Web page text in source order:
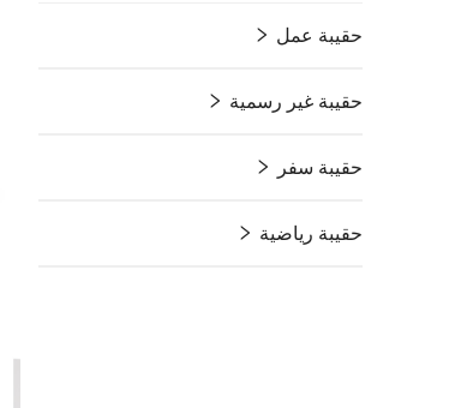
حقيبة عمل
حقيبة غير رسمية
حقيبة سفر
حقيبة رياضية